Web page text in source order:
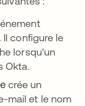
. Il configure le
lorsqu'un
Okta.
crée un
mail et le nom